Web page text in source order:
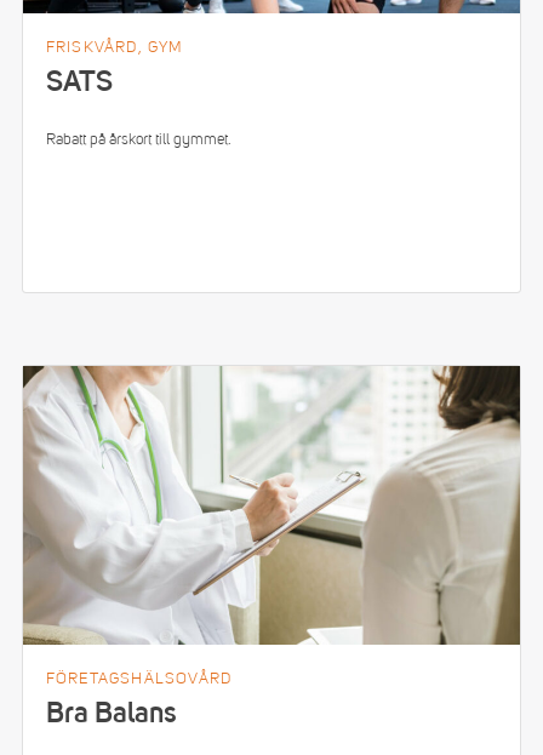
FRISKVÅRD, GYM
SATS
Rabatt på årskort till gymmet.
FÖRETAGSHÄLSOVÅRD
Bra Balans